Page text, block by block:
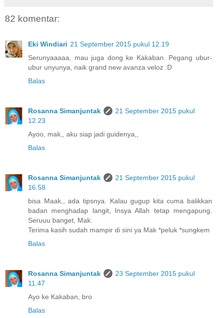
82 komentar:
Eki Windiari 21 September 2015 pukul 12.19
Serunyaaaaa, mau juga dong ke Kakaban. Pegang ubur-
ubur unyunya, naik grand new avanza veloz :D
Balas
Rosanna Simanjuntak
21 September 2015 pukul
12.23
Ayoo, mak,, aku siap jadi guidenya,,
Balas
Rosanna Simanjuntak
21 September 2015 pukul
16.58
bisa Maak,, ada tipsnya. Kalau gugup kita cuma balikkan
badan menghadap langit, Insya Allah tetap mengapung.
Seruuu banget, Mak.
Terima kasih sudah mampir di sini ya Mak *peluk *sungkem
Balas
Rosanna Simanjuntak
23 September 2015 pukul
11.47
Ayo ke Kakaban, bro
Balas